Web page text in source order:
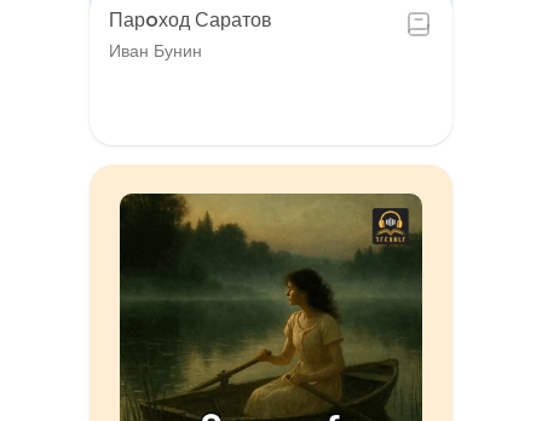
Парoход Саратов
Иван Бунин